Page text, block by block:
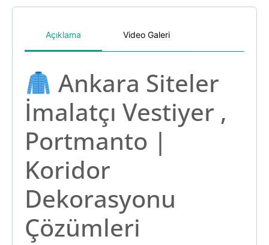
Açıklama Video Galeri
Ankara Siteler
İmalatçı Vestiyer ,
Portmanto |
Koridor
Dekorasyonu
Çözümleri